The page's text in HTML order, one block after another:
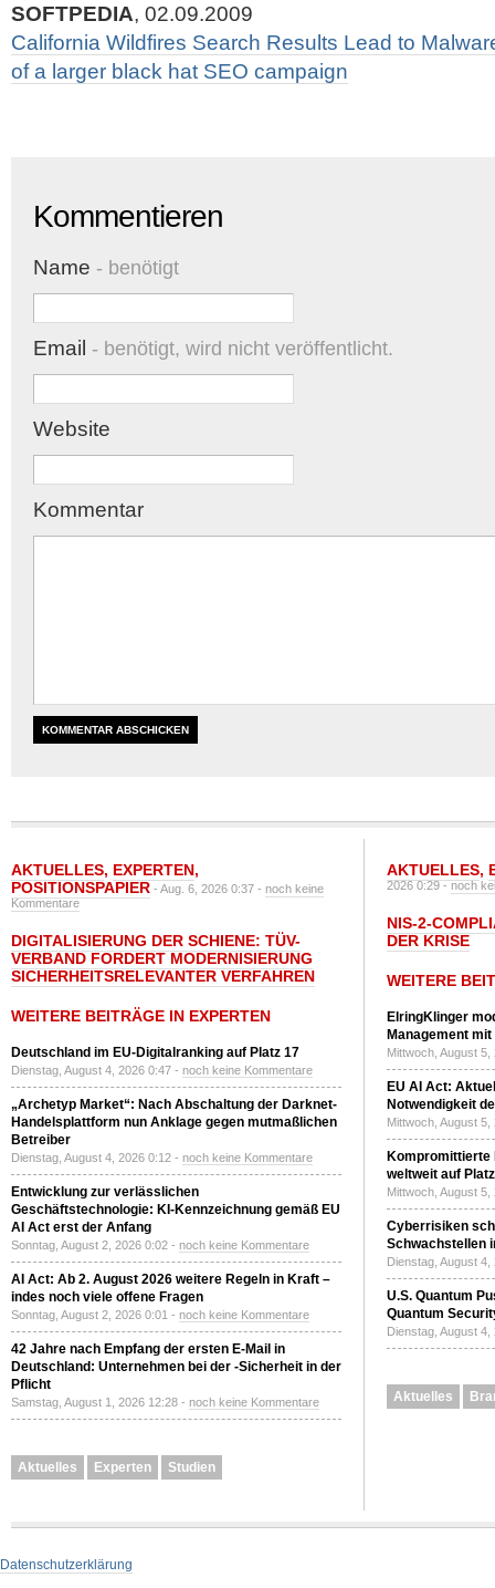
SOFTPEDIA, 02.09.2009
California Wildfires Search Results Lead to
of a larger black hat SEO campaign
Kommentieren
Name - benötigt
Email - benötigt, wird nicht veröffentlicht.
Website
Kommentar
AKTUELLES, EXPERTEN,
POSITIONSPAPIER - Aug. 6, 2026 0:37 - noch keine
Kommentare
DIGITALISIERUNG DER SCHIENE: TÜV-
VERBAND FORDERT MODERNISIERUNG
SICHERHEITSRELEVANTER VERFAHREN
WEITERE BEITRÄGE IN EXPERTEN
Deutschland im EU-Digitalranking auf Platz 17
Dienstag, August 4, 2026 0:47 - noch keine Kommentare
„Archetyp Market“: Nach Abschaltung der Darknet-
Handelsplattform nun Anklage gegen mutmaßlichen
Betreiber
Dienstag, August 4, 2026 0:12 - noch keine Kommentare
Entwicklung zur verlässlichen
Geschäftstechnologie: KI-Kennzeichnung gemäß EU
AI Act erst der Anfang
Sonntag, August 2, 2026 0:02 - noch keine Kommentare
AI Act: Ab 2. August 2026 weitere Regeln in Kraft –
indes noch viele offene Fragen
Sonntag, August 2, 2026 0:01 - noch keine Kommentare
42 Jahre nach Empfang der ersten E-Mail in
Deutschland: Unternehmen bei der -Sicherheit in der
Pflicht
Samstag, August 1, 2026 12:28 - noch keine Kommentare
Aktuelles Experten Studien
AKTUELLES,
2026 0:29 -noch
NIS-2-
DER KRISE
WEITERE
ElringKlinger
Management
Mittwoch, August
EU AI Act:
Notwendigkeit
Mittwoch, August
Kompromittierte
weltweit auf
Mittwoch, August
Cyberrisiken
Schwachstellen
Dienstag, August
U.S. Quantum
Quantum
Dienstag, August
Aktuelles
Datenschutzerklärung